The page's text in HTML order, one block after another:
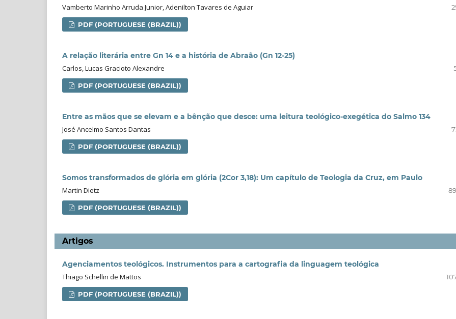
Vamberto Marinho Arruda Junior, Adenilton Tavares de Aguiar
PDF (PORTUGUESE (BRAZIL))
A relação literária entre Gn 14 e a história de Abraão (Gn 12-25)
Carlos, Lucas Gracioto Alexandre
PDF (PORTUGUESE (BRAZIL))
Entre as mãos que se elevam e a bênção que desce: uma leitura teológico-exegética do Salmo 134
José Ancelmo Santos Dantas
PDF (PORTUGUESE (BRAZIL))
Somos transformados de glória em glória (2Cor 3,18): Um capítulo de Teologia da Cruz, em Paulo
Martin Dietz
PDF (PORTUGUESE (BRAZIL))
Artigos
Agenciamentos teológicos. Instrumentos para a cartografia da linguagem teológica
Thiago Schellin de Mattos
PDF (PORTUGUESE (BRAZIL))